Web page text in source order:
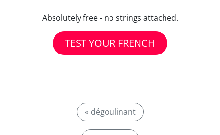
Absolutely free - no strings attached.
TEST YOUR FRENCH
« dégoulinant